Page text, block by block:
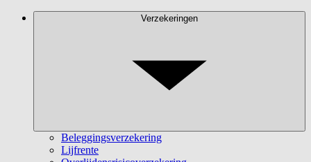
Verzekeringen
Beleggingsverzekering
Lijfrente